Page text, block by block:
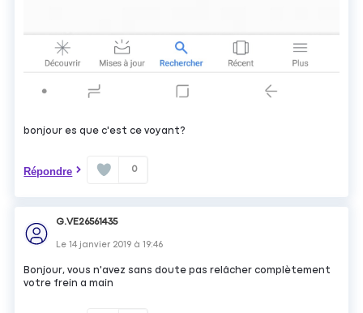
bonjour es que c'est ce voyant?
Répondre 0
G.VE26561435
Le14 janvier 2019 à19:46
Bonjour, vous n'avez sans doute pas relâcher complètement
votre frein a main